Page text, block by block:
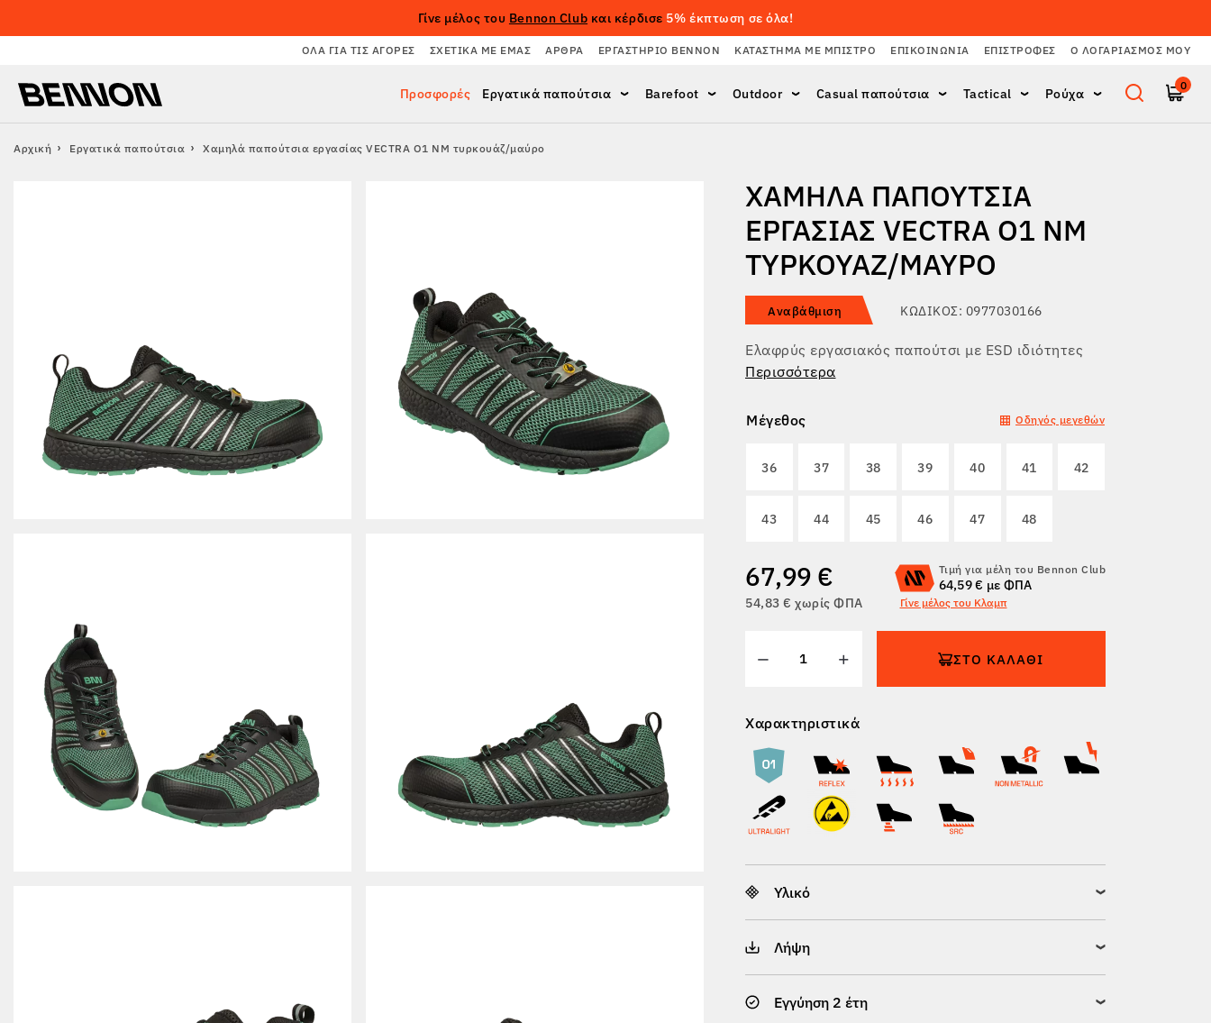
Γίνε μέλος του Bennon Club και κέρδισε 5% έκπτωση σε όλα!
ΌΛΑ ΓΙΑ ΤΙΣ ΑΓΟΡΈΣ ΣΧΕΤΙΚΆ ΜΕ ΕΜΆΣ ΆΡΘΡΑ ΕΡΓΑΣΤΉΡΙΟ BENNON ΚΑΤΆΣΤΗΜΑ ΜΕ ΜΠΙΣΤΡΌ ΕΠΙΚΟΙΝΩΝΊΑ ΕΠΙΣΤΡΟΦΈΣ Ο ΛΟΓΑΡΙΑΣΜΌΣ ΜΟΥ
Προσφορές Εργατικά παπούτσια Barefoot Outdoor Casual παπούτσια Tactical Ρούχα
0
Αρχική Εργατικά παπούτσια Χαμηλά παπούτσια εργασίας VECTRA O1 NM τυρκουάζ/μαύρο
ΧΑΜΗΛΆ ΠΑΠΟΎΤΣΙΑ
ΕΡΓΑΣΊΑΣ VECTRA O1 NM
ΤΥΡΚΟΥΆΖ/ΜΑΎΡΟ
Αναβάθμιση ΚΩΔΙΚΌΣ: 0977030166
Μέγεθος Οδηγός μεγεθών
36 37 38 39 40 41 42
43 44 45 46 47 48
67,99 €
54,83 € χωρίς ΦΠΑ
Τιμή για μέλη του Bennon Club
64,59 € με ΦΠΑ
Γίνε μέλος του Κλαμπ
ΣΤΟ ΚΑΛΆΘΙ
Χαρακτηριστικά
Ελαφρύς εργασιακός παπούτσι με ESD ιδιότητες
Περισσότερα
Υλικό
Λήψη
Εγγύηση 2 έτη